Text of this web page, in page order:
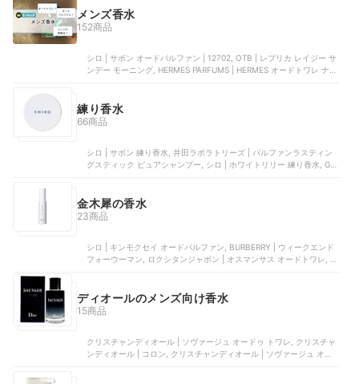
メンズ香水
152商品
シロ | サボン オードパルファン | 12702, OTB | レプリカ レイジー サ
ンデー モーニング, HERMES PARFUMS | HERMES オードトワレ ナイ
練り香水
66商品
シロ | サボン 練り香水, 井田ラボラトリーズ | パルファンラスティン
グスティック ピュアシャンプー, シロ | ホワイトリリー 練り香水, G.O
金木犀の香水
23商品
シロ | キンモクセイ オードパルファン, BURBERRY | ウィークエンド
フォーウーマン, ロクシタンジャポン | オスマンサス オードトワレ, あ
ディオールのメンズ向け香水
15商品
クリスチャンディオール | ソヴァージュ オードゥ トワレ, クリスチャ
ンディオール | コロン, クリスチャンディオール | ソヴァージュ オー